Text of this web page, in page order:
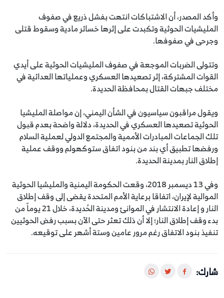
وأكد المصدر، أن الاشتباكات انتهت بفشل ذريع في صفوف
المليشيات الحوثية وتكبدت على إثرها خسائر مادية وسقوط قتلى
وجرحى في صفوفها.
وتتولى الضربات الموجعة في صفوف المليشيات الحوثية على أيدي
القوات المشتركة، إثر تصعيدها العسكري وعملياتها العدائية في
مختلف جبهات القتال بمحافظة الحديدة.
ويقول مراقبون سياسيون في الشأن اليمني، إن مواصلة المليشيا
الحوثية تصعيدها العسكري في الحديدة، دلالة واضحة بعدم قبول
تلك الجماعات المبادرات الأممية والمجتمع الدولي لعملية السلام
ورفضها تطبيق أي بند من بنود اتفاق ستوكهولم ووقف عملية
إطلاق النار بمدينة الحديدة.
وفي 13 ديسمبر 2018، وقعت الحكومة اليمنية والمليشيا الحوثية
الموالية لإيران، اتفاقا برعاية الأمم المتحدة يقضى إلى وقف إطلاق
النار و إعادة الانتشار في الموانئ ومدينة الحُديدة، خلال 21 يوماً من
بدء وقف إطلاق النار؛ إلا أن ذلك تعثر حتى الآن بسبب رفض الحوثيين
تنفيذ بنود الاتفاق رغم مرور عامين وستة أشهر على توقيعه.
شارك: